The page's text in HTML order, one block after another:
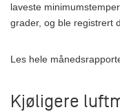
laveste
grader, og ble registrert
Les hele
Kjøligere